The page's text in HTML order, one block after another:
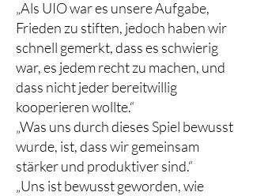
„Als UIO war es unsere Aufgabe,
Frieden zu stiften, jedoch haben wir
schnell gemerkt, dass es schwierig
war, es jedem recht zu machen, und
dass nicht jeder bereitwillig
kooperieren wollte.“
„Was uns durch dieses Spiel bewusst
wurde, ist, dass wir gemeinsam
stärker und produktiver sind.“
„Uns ist bewusst geworden, wie